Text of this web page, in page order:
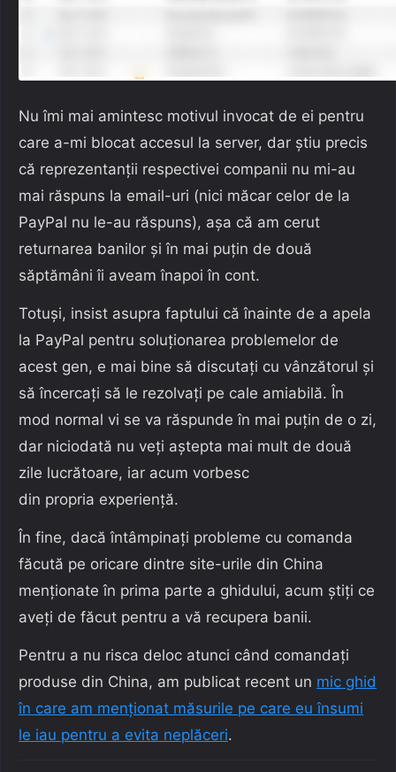
Nu îmi mai amintesc motivul invocat de ei pentru
care a-mi blocat accesul la server, dar știu precis
că reprezentanții respectivei companii nu mi-au
mai răspuns la email-uri (nici măcar celor de la
PayPal nu le-au răspuns), așa că am cerut
returnarea banilor și în mai puțin de două
săptămâni îi aveam înapoi în cont.
Totuși, insist asupra faptului că înainte de a apela
la PayPal pentru soluționarea problemelor de
acest gen, e mai bine să discutați cu vânzătorul și
să încercați să le rezolvați pe cale amiabilă. În
mod normal vi se va răspunde în mai puțin de o zi,
dar niciodată nu veți aștepta mai mult de două
zile lucrătoare, iar acum vorbesc
din propria experiență.
În fine, dacă întâmpinați probleme cu comanda
făcută pe oricare dintre site-urile din China
menționate în prima parte a ghidului, acum știți ce
aveți de făcut pentru a vă recupera banii.
Pentru a nu risca deloc atunci când comandați
produse din China, am publicat recent un mic ghid
în care am menționat măsurile pe care eu însumi
le iau pentru a evita neplăceri.